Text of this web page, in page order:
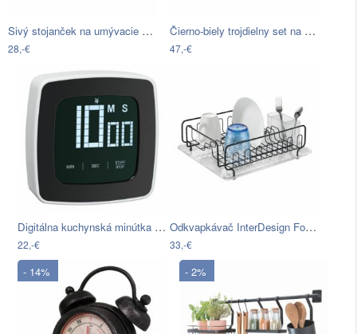
Sivý stojanček na umývacie prostriedky…
28,-€
Čierno-biely trojdielny set na umývanie…
47,-€
Digitálna kuchynská minútka WMF
22,-€
Odkvapkávač InterDesign Forma Lupe, 34…
33,-€
- 14% - 2%